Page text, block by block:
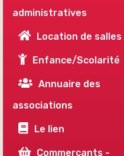
administratives
Location de salles
Enfance/Scolarité
Annuaire des
associations
Le lien
Commerçants -